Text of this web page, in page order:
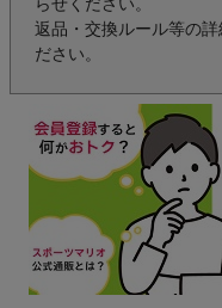
らせください。
返品・交換ルール等の詳
ださい。